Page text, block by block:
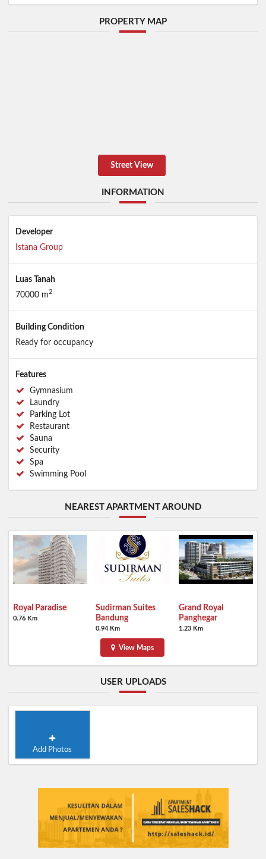
PROPERTY MAP
Street View
INFORMATION
Developer
Istana Group
Luas Tanah
70000 m2
Building Condition
Ready for occupancy
Features
Gymnasium
Laundry
Parking Lot
Restaurant
Sauna
Security
Spa
Swimming Pool
NEAREST APARTMENT AROUND
Royal Paradise
0.76 Km
Sudirman Suites
Bandung
0.94 Km
Grand Royal
Panghegar
1.23 Km
View Maps
USER UPLOADS
Add Photos